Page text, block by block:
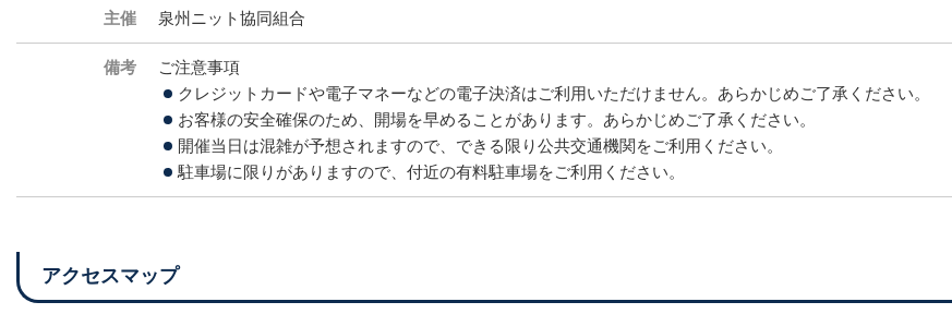
主催 泉州ニット協同組合
備考
ご注意事項
クレジットカードや電子マネーなどの電子決済はご利用いただけません。あらかじめご了承ください。
お客様の安全確保のため、開場を早めることがあります。あらかじめご了承ください。
開催当日は混雑が予想されますので、できる限り公共交通機関をご利用ください。
駐車場に限りがありますので、付近の有料駐車場をご利用ください。
アクセスマップ